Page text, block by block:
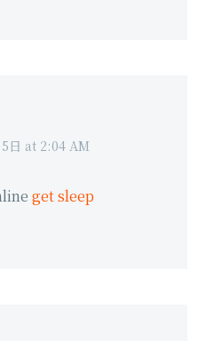
日 at 2:04 AM
get sleep